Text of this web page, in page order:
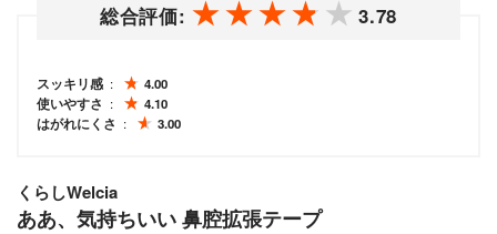
総合評価: 3.78
スッキリ感
4.00
使いやすさ
4.10
はがれにくさ
3.00
くらしWelcia
ああ、気持ちいい 鼻腔拡張テープ